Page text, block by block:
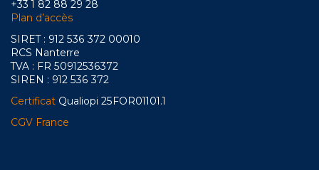
+33 1 82 88 29 28
Plan d’accès
SIRET : 912 536 372 00010
RCS Nanterre
TVA : FR 50912536372
SIREN : 912 536 372
Certificat Qualiopi 25FOR01101.1
CGV France